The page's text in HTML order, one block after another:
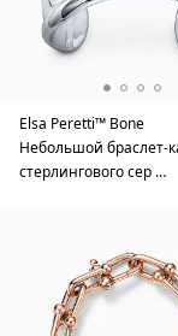
Elsa Peretti™ Bone
Небольшой браслет-
стерлингового сер …